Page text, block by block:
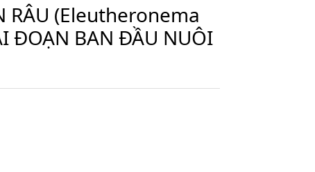
RÂU (Eleutheronema
ĐOẠN BAN ĐẦU NUÔI